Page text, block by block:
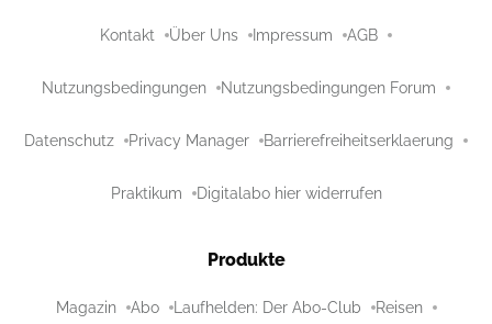
Kontakt Über Uns Impressum AGB
Nutzungsbedingungen Nutzungsbedingungen Forum
Datenschutz Privacy Manager Barrierefreiheitserklaerung
Praktikum Digitalabo hier widerrufen
Produkte
Magazin Abo Laufhelden: Der Abo-Club Reisen